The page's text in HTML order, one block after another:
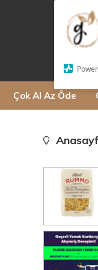
Çok Al Az Öde